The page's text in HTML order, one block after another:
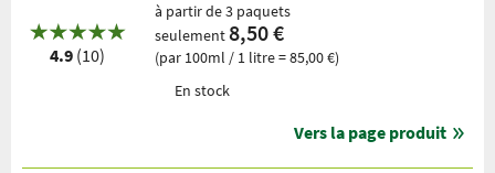
4.9 (10)
à partir de 3 paquets
seulement8,50 €
(par 100ml / 1 litre = 85,00 €)
En stock
Vers la page produit